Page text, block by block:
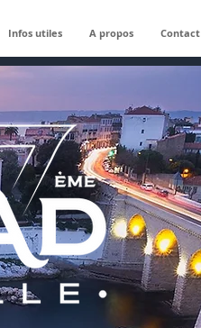
Infos utiles A propos Contact